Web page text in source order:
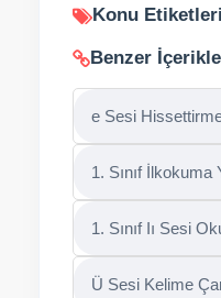
Konu Etiketleri
Benzer
e Sesi
1. Sınıf
1. Sınıf Iı Sesi
Ü Sesi Kelime